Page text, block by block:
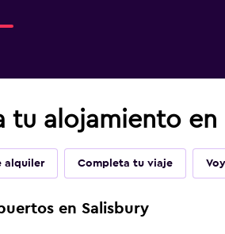
tu alojamiento en
alquiler Completa tu viaje
en Salisbury